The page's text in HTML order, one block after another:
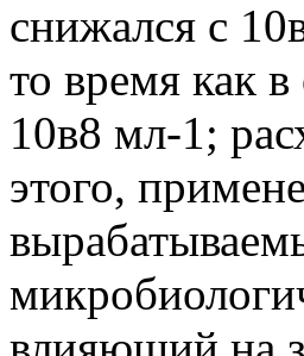
снижался с
то время как
10в8 мл-1;
этого,